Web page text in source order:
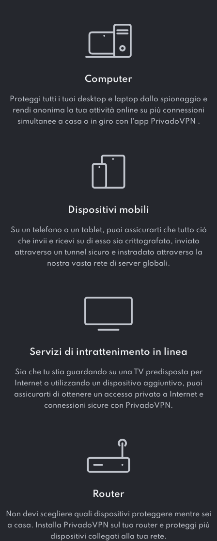
Computer
Proteggi tutti i tuoi desktop e laptop dallo spionaggio e
rendi anonima la tua attività online su più connessioni
simultanee a casa o in giro con l'app PrivadoVPN .
Dispositivi mobili
Su un telefono o un tablet, puoi assicurarti che tutto ciò
che invii e ricevi su di esso sia crittografato, inviato
attraverso un tunnel sicuro e instradato attraverso la
nostra vasta rete di server globali.
Servizi di intrattenimento in linea
Sia che tu stia guardando su una TV predisposta per
Internet o utilizzando un dispositivo aggiuntivo, puoi
assicurarti di ottenere un accesso privato a Internet e
connessioni sicure con PrivadoVPN.
Router
Non devi scegliere quali dispositivi proteggere mentre sei
a casa. Installa PrivadoVPN sul tuo router e proteggi più
dispositivi collegati alla tua rete.